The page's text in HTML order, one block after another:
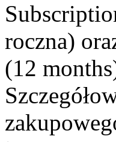
roczna)
(12